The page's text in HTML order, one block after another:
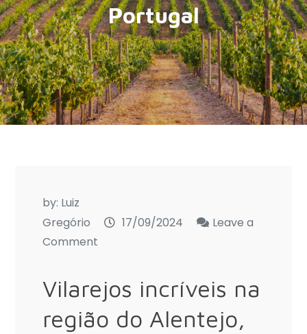
Portugal
by: Luiz
Gregório
17/09/2024
Leave a
Comment
que
fazer
no
Vilarejos incríveis na
região do Alentejo,